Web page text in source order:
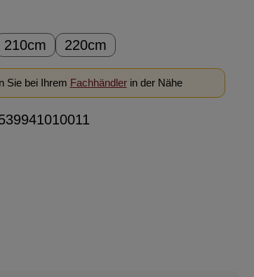
210cm 220cm
Sie bei Ihrem Fachhändlerin der Nähe